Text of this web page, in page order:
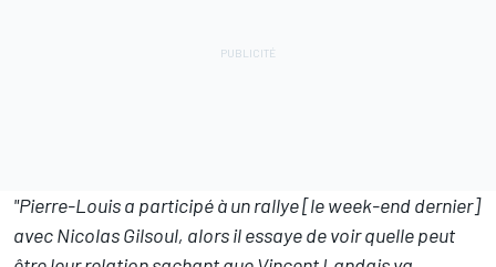
"Pierre-Louis a participé à un rallye [le week-end dernier]
avec Nicolas Gilsoul, alors il essaye de voir quelle peut